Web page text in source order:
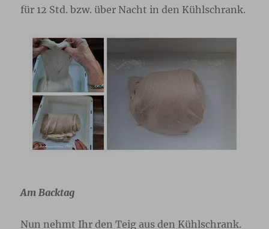
für 12 Std. bzw. über Nacht in den Kühlschrank.
Am Backtag
Nun nehmt Ihr den Teig aus den Kühlschrank.